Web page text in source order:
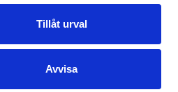
Tillåt urval
Avvisa